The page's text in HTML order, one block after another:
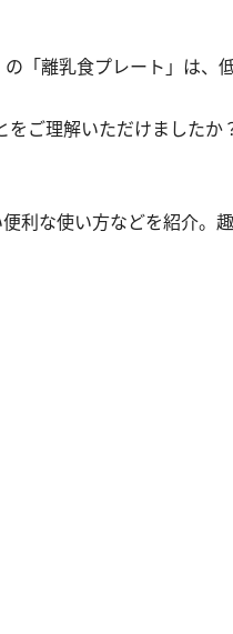
「離乳食プレート」は、
をご理解いただけました
利な使い方などを紹介。